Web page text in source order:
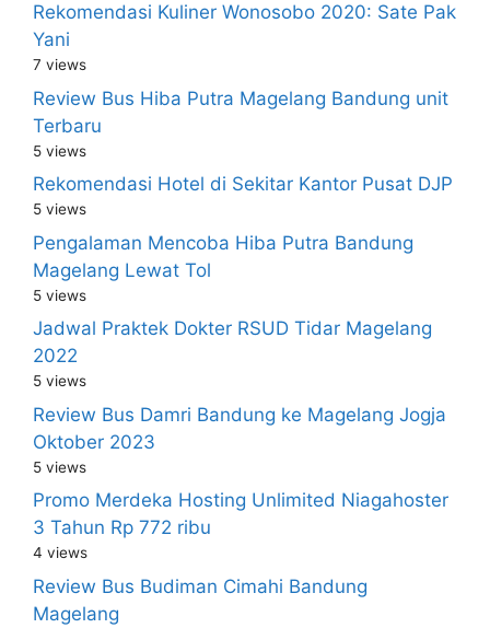
Rekomendasi Kuliner Wonosobo 2020: Sate Pak
Yani
7 views
Review Bus Hiba Putra Magelang Bandung unit
Terbaru
5 views
Rekomendasi Hotel di Sekitar Kantor Pusat DJP
5 views
Pengalaman Mencoba Hiba Putra Bandung
Magelang Lewat Tol
5 views
Jadwal Praktek Dokter RSUD Tidar Magelang
2022
5 views
Review Bus Damri Bandung ke Magelang Jogja
Oktober 2023
5 views
Promo Merdeka Hosting Unlimited Niagahoster
3 Tahun Rp 772 ribu
4 views
Review Bus Budiman Cimahi Bandung
Magelang